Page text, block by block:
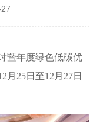
暨年度绿色低碳优
月25日至12月27日